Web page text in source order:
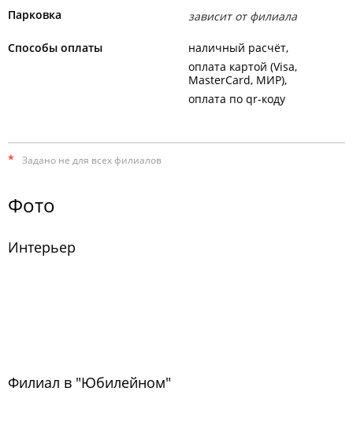
Парковка зависит от филиала
Способы оплаты
наличный расчёт
оплата картой (Visa,
MasterCard, МИР)
оплата по qr-коду
* Задано не для всех филиалов
Фото
Интерьер
Филиал в "Юбилейном"